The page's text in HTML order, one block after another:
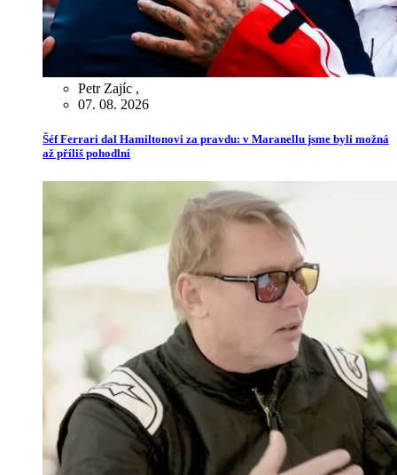
Petr Zajíc ,
07. 08. 2026
Šéf Ferrari dal Hamiltonovi za pravdu: v Maranellu jsme byli možná
až příliš pohodlní